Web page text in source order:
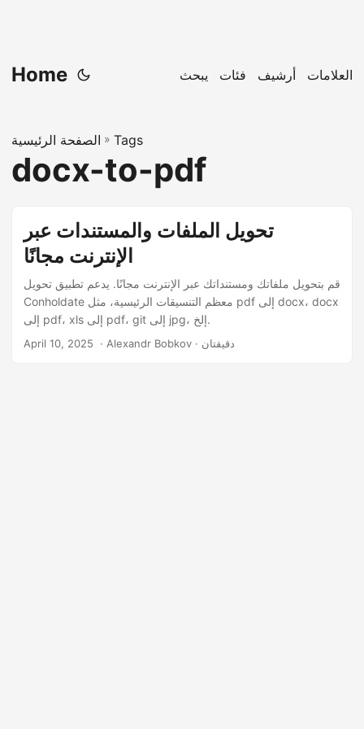
Home يبحث فئات أرشيف العلامات
الصفحة الرئيسية » Tags
docx-to-pdf
تحويل الملفات والمستندات عبر
الإنترنت مجانًا
قم بتحويل ملفاتك ومستنداتك عبر الإنترنت مجانًا. يدعم تطبيق تحويل
Conholdate معظم التنسيقات الرئيسية، مثل pdf إلى docx، docx
إلى pdf، xls إلى pdf، git إلى jpg، إلخ.
April 10, 2025 ‎ · Alexandr Bobkov · دقيقتان